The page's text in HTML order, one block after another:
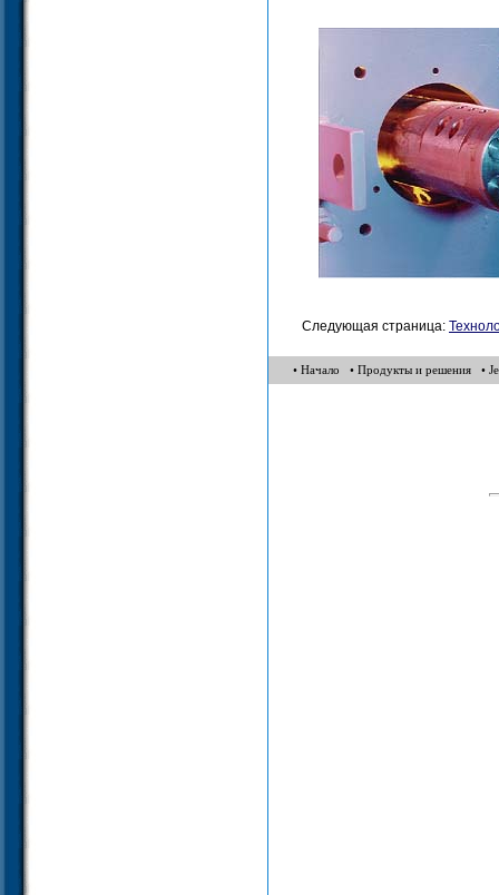
Следующая страница:
• Начало • Продукты и решения •